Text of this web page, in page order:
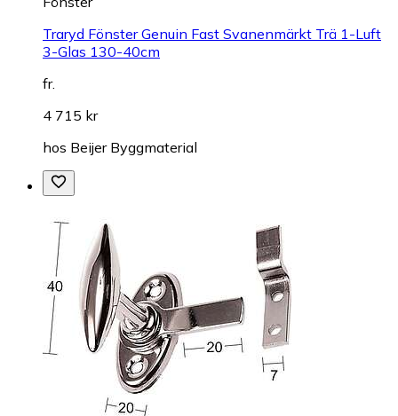
Traryd Fönster Genuin Fast Svanenmärkt Trä 1-Luft
3-Glas 130-40cm
fr.
4 715 kr
hos Beijer Byggmaterial